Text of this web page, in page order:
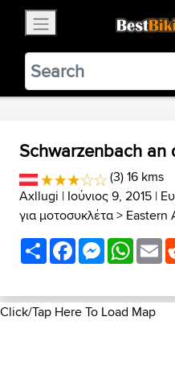
BestBikingRoads
Static Motion
VIEW
Schwarzenbach an
(3) 16 kms
Axllugi | Ιούνιος 9, 2015 |
για μοτοσυκλέτα> Eastern
ShareFacebookMessenger
Click/Tap Here To Load Map